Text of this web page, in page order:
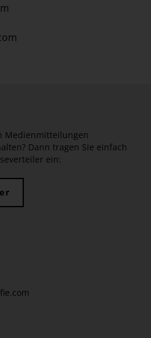
Medienmitteilungen
Dann tragen Sie einfach
ein: